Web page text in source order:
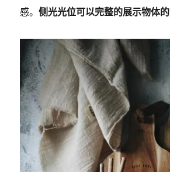
感。 侧光光位可以完整的展示物体